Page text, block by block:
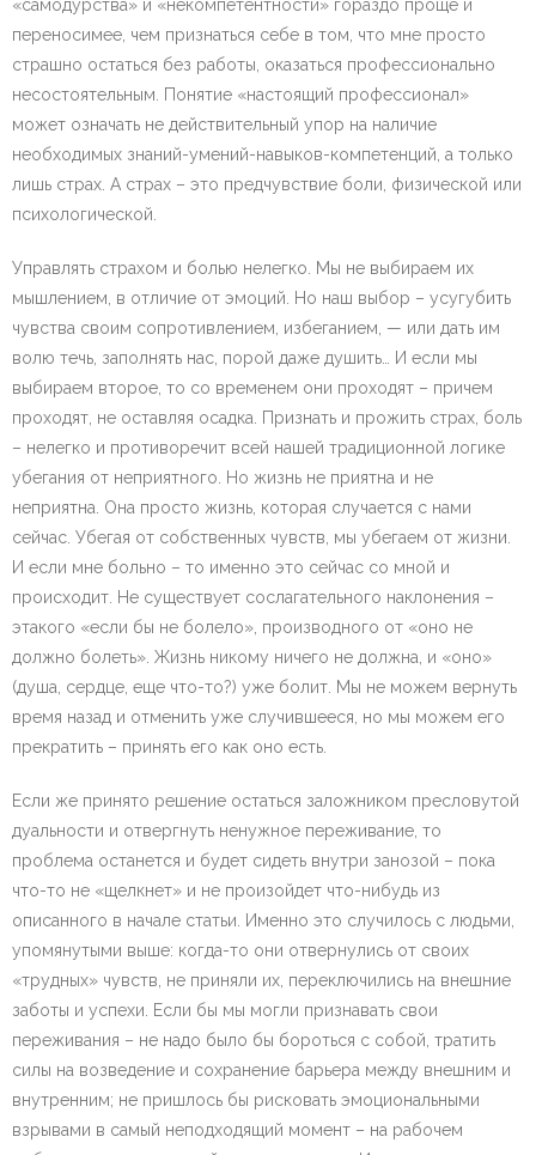
«самодурства» и «некомпетентности» гораздо проще и
переносимее, чем признаться себе в том, что мне просто
страшно остаться без работы, оказаться профессионально
несостоятельным. Понятие «настоящий профессионал»
может означать не действительный упор на наличие
необходимых знаний-умений-навыков-компетенций, а только
лишь страх. А страх – это предчувствие боли, физической или
психологической.
Управлять страхом и болью нелегко. Мы не выбираем их
мышлением, в отличие от эмоций. Но наш выбор – усугубить
чувства своим сопротивлением, избеганием, — или дать им
волю течь, заполнять нас, порой даже душить… И если мы
выбираем второе, то со временем они проходят – причем
проходят, не оставляя осадка. Признать и прожить страх, боль
– нелегко и противоречит всей нашей традиционной логике
убегания от неприятного. Но жизнь не приятна и не
неприятна. Она просто жизнь, которая случается с нами
сейчас. Убегая от собственных чувств, мы убегаем от жизни.
И если мне больно – то именно это сейчас со мной и
происходит. Не существует сослагательного наклонения –
этакого «если бы не болело», производного от «оно не
должно болеть». Жизнь никому ничего не должна, и «оно»
(душа, сердце, еще что-то?) уже болит. Мы не можем вернуть
время назад и отменить уже случившееся, но мы можем его
прекратить – принять его как оно есть.
Если же принято решение остаться заложником пресловутой
дуальности и отвергнуть ненужное переживание, то
проблема останется и будет сидеть внутри занозой – пока
что-то не «щелкнет» и не произойдет что-нибудь из
описанного в начале статьи. Именно это случилось с людьми,
упомянутыми выше: когда-то они отвернулись от своих
«трудных» чувств, не приняли их, переключились на внешние
заботы и успехи. Если бы мы могли признавать свои
переживания – не надо было бы бороться с собой, тратить
силы на возведение и сохранение барьера между внешним и
внутренним; не пришлось бы рисковать эмоциональными
взрывами в самый неподходящий момент – на рабочем